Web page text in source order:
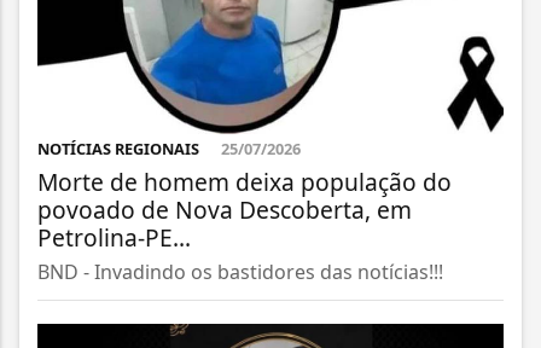
NOTÍCIAS REGIONAIS 25/07/2026
Morte de homem deixa população do
povoado de Nova Descoberta, em
Petrolina-PE...
BND - Invadindo os bastidores das notícias!!!